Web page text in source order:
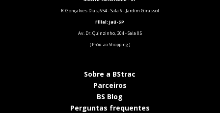
R. Gonçalves Dias, 654 - Sala 6 - Jardim Girassol
Filial: Jaú-SP
Av. Dr. Quinzinho, 304 - Sala 05
( Próx. ao Shopping )
Sobre a BStrac
Parceiros
BS Blog
Perguntas frequentes